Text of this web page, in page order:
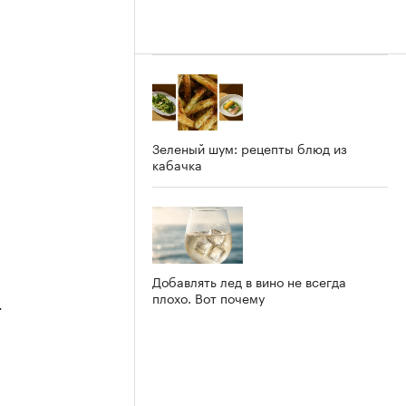
Зеленый шум: рецепты блюд из
кабачка
Добавлять лед в вино не всегда
плохо. Вот почему